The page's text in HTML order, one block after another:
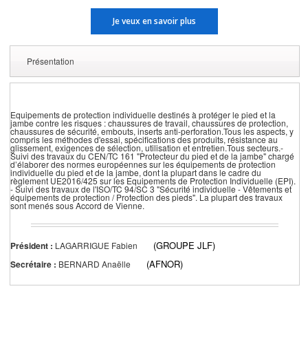
Je veux en savoir plus
Présentation
Equipements de protection individuelle destinés à protéger le pied et la
jambe contre les risques : chaussures de travail, chaussures de protection,
chaussures de sécurité, embouts, inserts anti-perforation.Tous les aspects, y
compris les méthodes d'essai, spécifications des produits, résistance au
glissement, exigences de sélection, utilisation et entretien.Tous secteurs.-
Suivi des travaux du CEN/TC 161 "Protecteur du pied et de la jambe" chargé
d’élaborer des normes européennes sur les équipements de protection
individuelle du pied et de la jambe, dont la plupart dans le cadre du
règlement UE2016/425 sur les Equipements de Protection Individuelle (EPI).
- Suivi des travaux de l'ISO/TC 94/SC 3 "Sécurité individuelle - Vêtements et
équipements de protection / Protection des pieds". La plupart des travaux
sont menés sous Accord de Vienne.
Président : LAGARRIGUE Fabien (GROUPE JLF)
Secrétaire : BERNARD Anaëlle (AFNOR)